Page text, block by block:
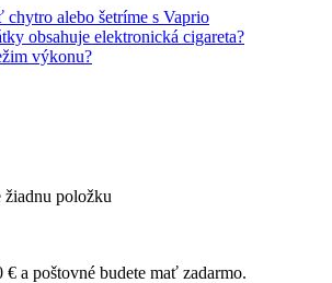
alebo šetríme s Vaprio
obsahuje elektronická cigareta?
výkonu?
žiadnu položku
€ a poštovné budete mať zadarmo.